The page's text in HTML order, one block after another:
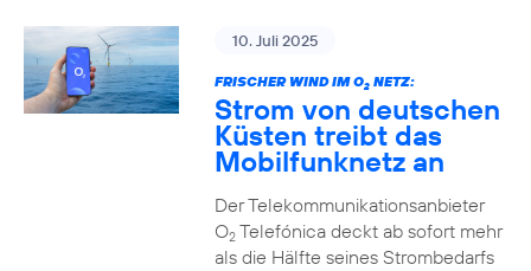
10. Juli 2025
FRISCHER WIND IM O2NETZ:
Strom von deutschen
Küsten treibt das
Mobilfunknetz an
Der Telekommunikationsanbieter
O2Telefónica deckt ab sofort mehr
als die Hälfte seines Strombedarfs